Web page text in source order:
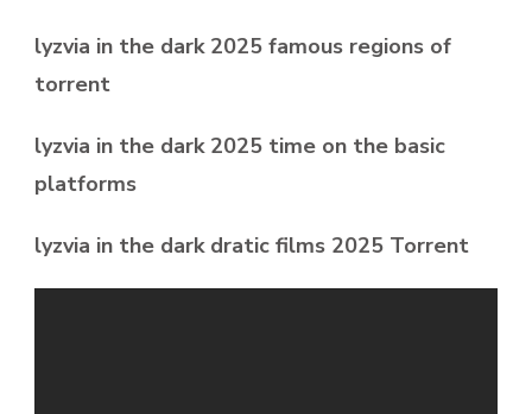
lyzvia in the dark 2025 famous regions of
torrent
lyzvia in the dark 2025 time on the basic
platforms
lyzvia in the dark dratic films 2025 Torrent